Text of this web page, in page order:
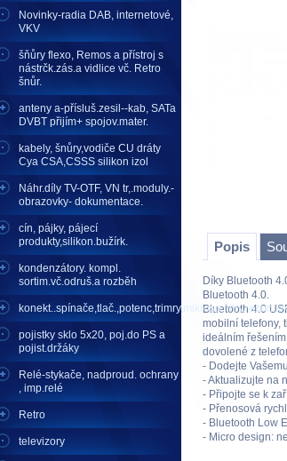
Novinky-radia DAB, internetové,
VKV
šňůry flexo, Remos a přístroj s
nástrčk.zás.a vidlice vč. Retro
šnůr.
anteny a-přísluš.zesil--kab, SATa
DVBT přijím+ spojov.mater.
kabely, šnůry,vodiče CU dráty
Cya CSA,CSSS silikon izol
Náhr.díly TV-OTF, VN tr,.moduly.-
obrazovky- dokumentace.
cín, pájky, pájecí
produkty,silikon.bužírk.
kondenzátory. kompl.
sortim.vč.odruš.a rozběh
pojistky sklo 5x20, poj.do PS a
pojist.držáky
Relé-stykače, nadproud. ochrany
, imp.relé
Retro
televizory
Popis
Díky Bluetooth
Bluetooth 4.0.
Bluetooth 4.0
mobilní telefony,
ideálním
dovolené z
- Dodejte
- Aktualizujte na
- Připojte se k
- Přenosová
- Bluetooth Low
- Micro design: